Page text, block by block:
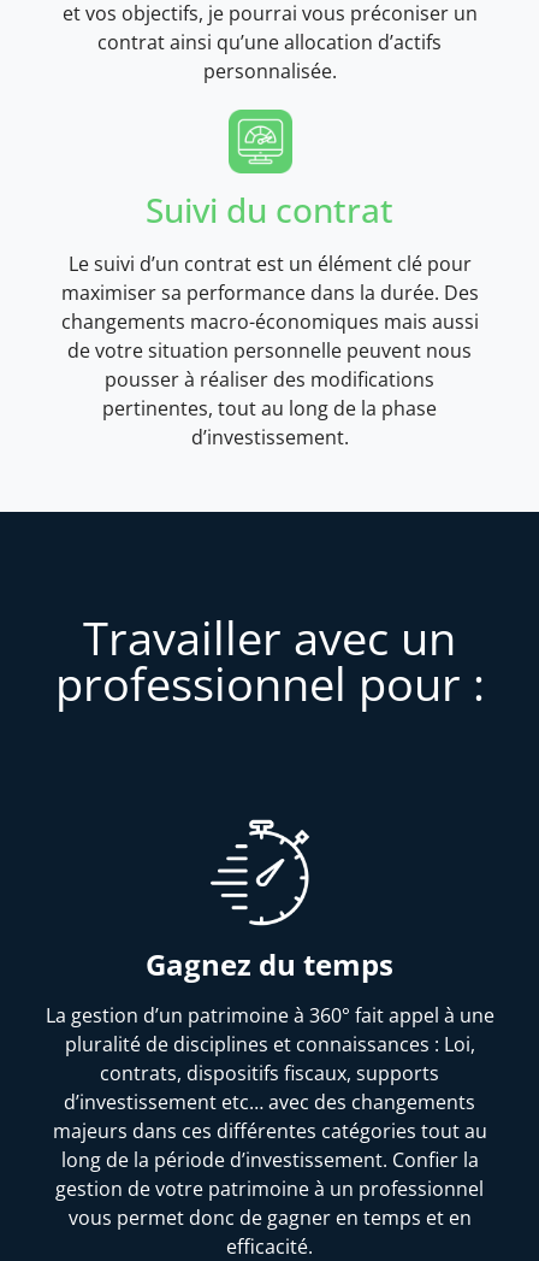
et vos objectifs, je pourrai vous préconiser un
contrat ainsi qu’une allocation d’actifs
personnalisée.
Suivi du contrat
Le suivi d’un contrat est un élément clé pour
maximiser sa performance dans la durée. Des
changements macro-économiques mais aussi
de votre situation personnelle peuvent nous
pousser à réaliser des modifications
pertinentes, tout au long de la phase
d’investissement.
Travailler avec un
professionnel pour :
Gagnez du temps
La gestion d’un patrimoine à 360° fait appel à une
pluralité de disciplines et connaissances : Loi,
contrats, dispositifs fiscaux, supports
d’investissement etc… avec des changements
majeurs dans ces différentes catégories tout au
long de la période d’investissement. Confier la
gestion de votre patrimoine à un professionnel
vous permet donc de gagner en temps et en
efficacité.